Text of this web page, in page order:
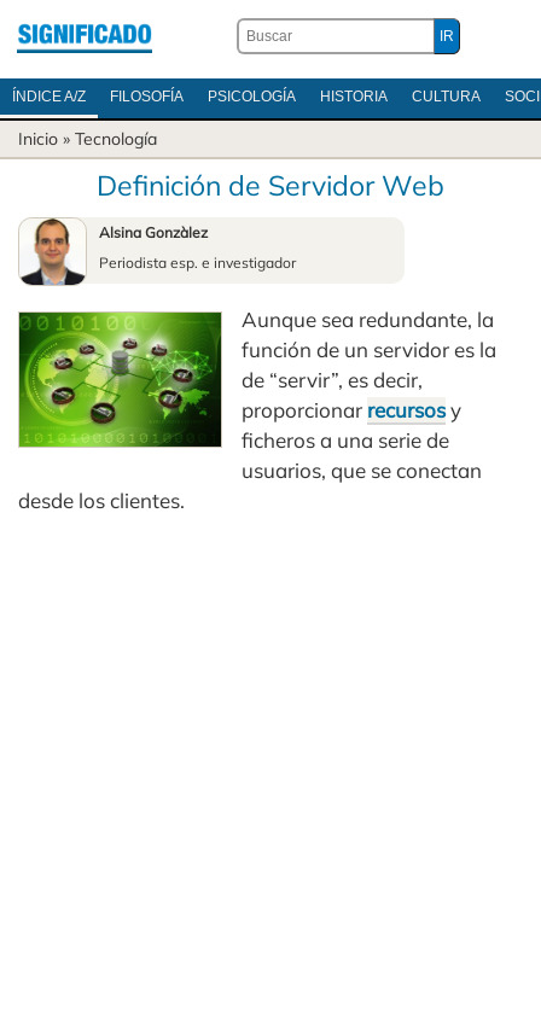
ÍNDICE A/Z FILOSOFÍA PSICOLOGÍA HISTORIA CULTURA
Inicio » Tecnología
Definición de Servidor Web
Alsina Gonzàlez
Periodista esp. e investigador
Aunque sea redundante, la
función de un servidor es la
de “servir”, es decir,
proporcionar recursosy
ficheros a una serie de
usuarios, que se conectan
desde los clientes.